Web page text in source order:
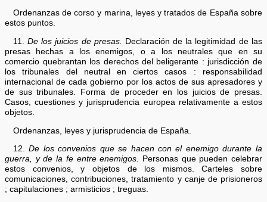
Ordenanzas de corso y marina, leyes y tratados de España sobre
estos puntos.
11. De los juicios de presas. Declaración de la legitimidad de las
presas hechas a los enemigos, o a los neutrales que en su
comercio quebrantan los derechos del beligerante : jurisdicción de
los tribunales del neutral en ciertos casos : responsabilidad
internacional de cada gobierno por los actos de sus apresadores y
de sus tribunales. Forma de proceder en los juicios de presas.
Casos, cuestiones y jurisprudencia europea relativamente a estos
objetos.
Ordenanzas, leyes y jurisprudencia de España.
12.De los convenios que se hacen con el enemigo durante la
guerra, y de la fe entre enemigos.
Personas que pueden celebrar
estos convenios, y objetos de los mismos. Carteles sobre
comunicaciones, contribuciones, tratamiento y canje de prisioneros
; capitulaciones ; armisticios ; treguas.